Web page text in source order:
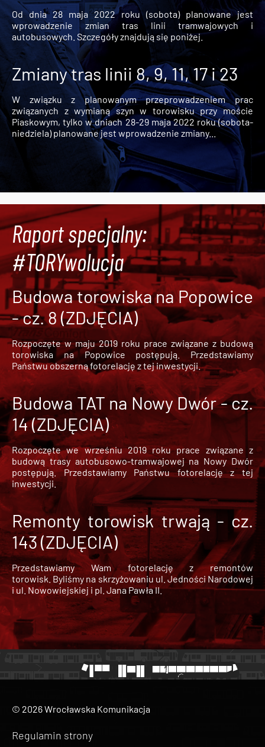
Od dnia 28 maja 2022 roku (sobota) planowane jest
wprowadzenie zmian tras linii tramwajowych i
autobusowych. Szczegóły znajdują się poniżej.
Zmiany tras linii 8, 9, 11, 17 i 23
W związku z planowanym przeprowadzeniem prac
związanych z wymianą szyn w torowisku przy moście
Piaskowym, tylko w dniach 28-29 maja 2022 roku (sobota-
niedziela) planowane jest wprowadzenie zmiany...
Raport specjalny:
#TORYwolucja
Budowa torowiska na Popowice
- cz. 8 (ZDJĘCIA)
Rozpoczęte w maju 2019 roku prace związane z budową
torowiska na Popowice
postępują. Przedstawiamy
Państwu obszerną fotorelację z tej inwestycji.
Budowa TAT na Nowy Dwór - cz.
14 (ZDJĘCIA)
Rozpoczęte we wrześniu 2019 roku prace związane z
budową trasy autobusowo-tramwajowej na Nowy Dwór
postępują. Przedstawiamy Państwu fotorelację z tej
inwestycji.
Remonty torowisk trwają - cz.
143 (ZDJĘCIA)
Przedstawiamy Wam fotorelację z remontów
torowisk. Byliśmy na skrzyżowaniu ul. Jedności Narodowej
i ul. Nowowiejskiej i pl. Jana Pawła II.
© 2026 Wrocławska Komunikacja
Regulamin strony